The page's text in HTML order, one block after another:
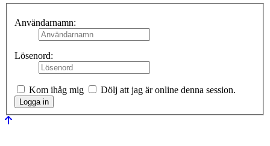
Användarnamn:
Lösenord:
Kom ihåg mig Dölj att jag är online denna session.